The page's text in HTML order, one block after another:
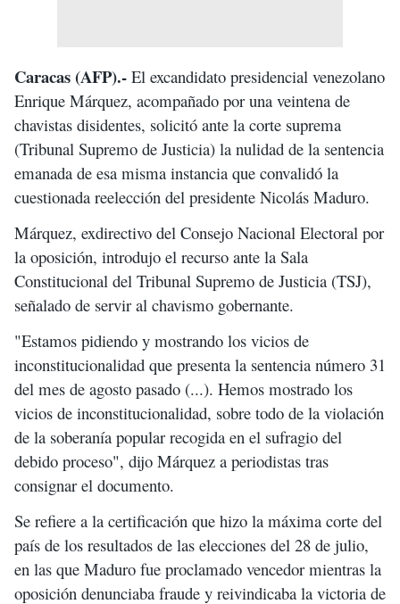
Caracas (AFP).- El excandidato presidencial venezolano
Enrique Márquez, acompañado por una veintena de
chavistas disidentes, solicitó ante la corte suprema
(Tribunal Supremo de Justicia) la nulidad de la sentencia
emanada de esa misma instancia que convalidó la
cuestionada reelección del presidente Nicolás Maduro.
Márquez, exdirectivo del Consejo Nacional Electoral por
la oposición, introdujo el recurso ante la Sala
Constitucional del Tribunal Supremo de Justicia (TSJ),
señalado de servir al chavismo gobernante.
"Estamos pidiendo y mostrando los vicios de
inconstitucionalidad que presenta la sentencia número 31
del mes de agosto pasado (...). Hemos mostrado los
vicios de inconstitucionalidad, sobre todo de la violación
de la soberanía popular recogida en el sufragio del
debido proceso", dijo Márquez a periodistas tras
consignar el documento.
Se refiere a la certificación que hizo la máxima corte del
país de los resultados de las elecciones del 28 de julio,
en las que Maduro fue proclamado vencedor mientras la
oposición denunciaba fraude y reivindicaba la victoria de